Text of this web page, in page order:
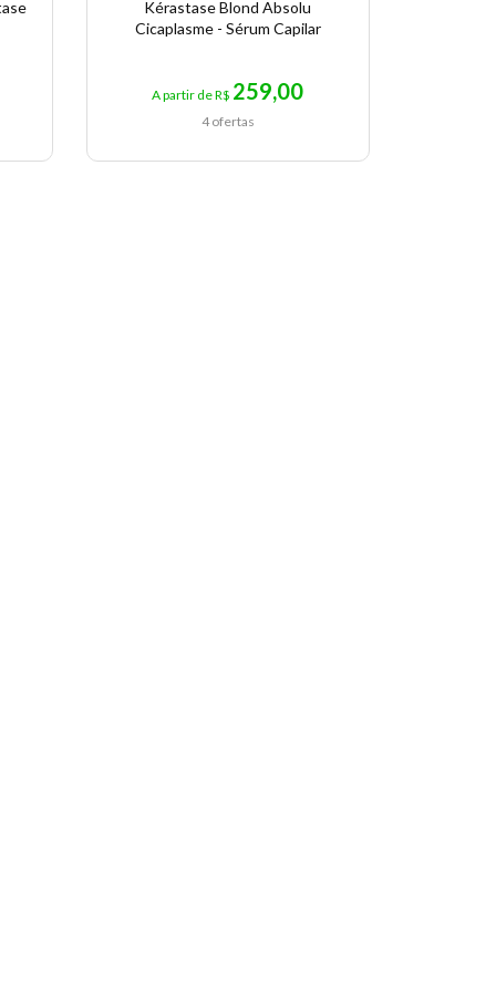
Kérastase Blond Absolu
Cicaplasme - Sérum Capilar
A partir de R$ 259,00
4 ofertas